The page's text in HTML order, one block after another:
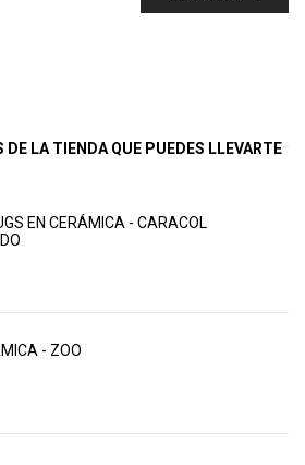
LA TIENDA QUE PUEDES LLEVARTE
EN CERÁMICA - CARACOL
- ZOO